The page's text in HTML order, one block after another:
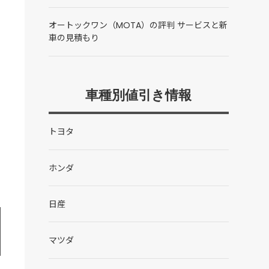
オートックワン（MOTA）の評判 サービスと新
車の見積もり
車種別値引き情報
トヨタ
ホンダ
日産
マツダ